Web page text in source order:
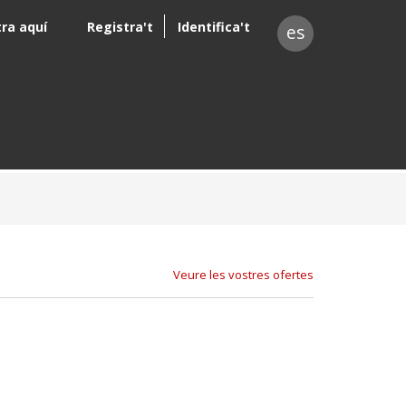
aquí Registra't Identifica't es
Veure les vostres ofertes